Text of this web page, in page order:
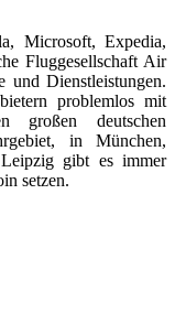
Microsoft, Expedia,
Fluggesellschaft Air
und Dienstleistungen.
problemlos mit
deutschen
in München,
gibt es immer
setzen.